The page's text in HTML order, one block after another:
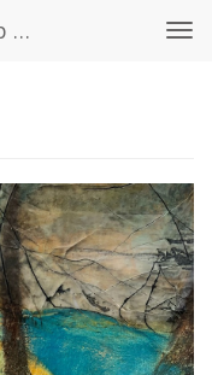
Annelies Van Gils - Welkom Op Mijn Kunst Site